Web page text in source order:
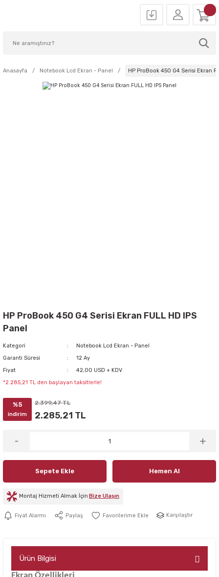
Anasayfa Notebook Lcd Ekran - Panel HP ProBook 450 G4 Serisi Ekran
HP ProBook 450 G4 Serisi Ekran FULL HD IPS
Panel
Kategori
Notebook Lcd Ekran - Panel
Garanti Süresi
12 Ay
Fiyat
42,00 USD + KDV
*2.285,21 TL den başlayan taksitlerle!
%5
indirim
2.399,47 TL
2.285,21 TL
Sepete Ekle Hemen Al
Montaj Hizmeti Almak İçin Bize Ulaşın
Fiyat Alarmı Paylaş Karşılaştır
Ürün Bilgisi